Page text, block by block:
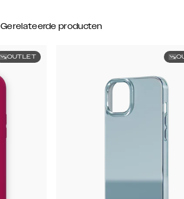
Gerelateerde producten
OUTLET